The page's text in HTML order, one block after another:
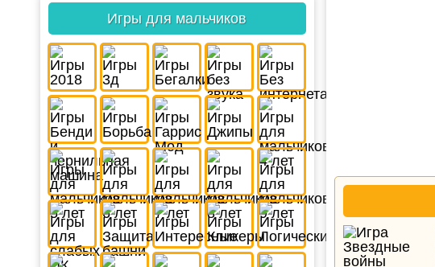
Игры для мальчиков